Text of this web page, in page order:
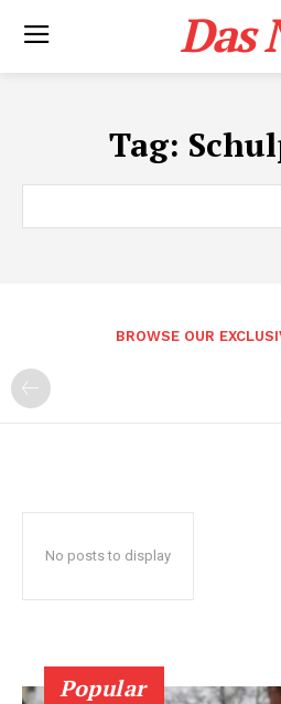
Das
Tag:
BROWSE OUR
No posts to display
Popular